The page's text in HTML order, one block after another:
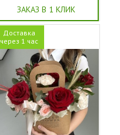
ЗАКАЗ В 1 КЛИК
Доставка
через 1 час